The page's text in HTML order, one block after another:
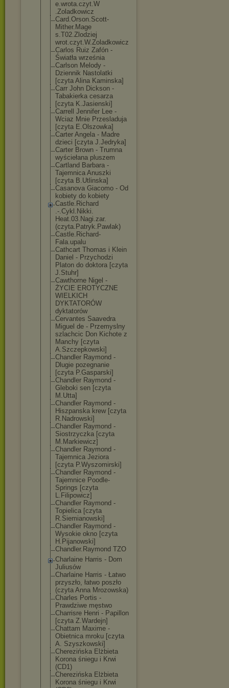
e.wrota.czyt.W
.Zoladkowicz
Card.Orson.Scott-
Mither.Mage
s.T02.Zlodziej
wrot.czyt.W.Zo ladkowicz
Carlos Ruiz Zafón -
Światła września
Carlson Melody -
Dziennik Nastolatki
[czyta Alina Kaminska]
Carr John Dickson -
Tabakierka cesarza
[czyta K.Jasienski]
Carrell Jennifer Lee -
Wciaz Mnie Przesladuja
[czyta E.Olszowka]
Carter Angela - Madre
dzieci [czyta J.Jedryka]
Carter Brown - Trumna
wyściełana pluszem
Cartland Barbara -
Tajemnica Anuszki
[czyta B.Utlinska]
Casanova Giacomo - Od
kobiety do kobiety
Castle.Richard
.-.Cykl.Nikki.
Heat.03.Nagi.zar.
(czyta.Patryk.Pawlak)
Castle.Richard-
Fala.upalu
Cathcart Thomas i Klein
Daniel - Przychodzi
Platon do doktora [czyta
J.Stuhr]
Cawthorne Nigel -
ŻYCIE EROTYCZNE
WIELKICH
DYKTATORÓW
dyktatorów
Cervantes Saavedra
Miguel de - Przemyslny
szlachcic Don Kichote z
Manchy [czyta
A.Szczepkowski]
Chandler Raymond -
Dlugie pozegnanie
[czyta P.Gasparski]
Chandler Raymond -
Gleboki sen [czyta
M.Utta]
Chandler Raymond -
Hiszpanska krew [czyta
R.Nadrowski]
Chandler Raymond -
Siostrzyczka [czyta
M.Markiewicz]
Chandler Raymond -
Tajemnica Jeziora
[czyta P.Wyszomirski]
Chandler Raymond -
Tajemnice Poodle-
Springs [czyta
L.Filipowicz]
Chandler Raymond -
Topielica [czyta
R.Siemianowski]
Chandler Raymond -
Wysokie okno [czyta
H.Pijanowski]
Chandler.Raymond TZO
Charlaine Harris - Dom
Juliusów
Charlaine Harris - Łatwo
przyszło, łatwo poszło
(czyta Anna Mrozowska)
Charles Portis -
Prawdziwe męstwo
Charrisre Henri - Papillon
[czyta Z.Wardejn]
Chattam Maxime -
Obietnica mroku [czyta
A. Szyszkowski]
Cherezińska Elżbieta
Korona śniegu i Krwi
(CD1)
Cherezińska Elżbieta
Korona śniegu i Krwi